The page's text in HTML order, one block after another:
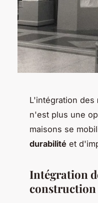
L'intégration des
n'est plus une
maisons se
durabilité et
Intégration
construction